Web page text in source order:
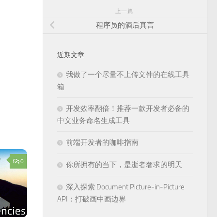
0
上一篇
程序员的酒后真言
近期文章
我做了一个尽量不上传文件的在线工具
箱
开发效率翻倍！推荐一款开发者必备的
中文业务命名生成工具
前端开发者的咖啡指南
你所拥有的当下，是逝者奢求的明天
深入探索 Document Picture-in-Picture
API：打破画中画边界